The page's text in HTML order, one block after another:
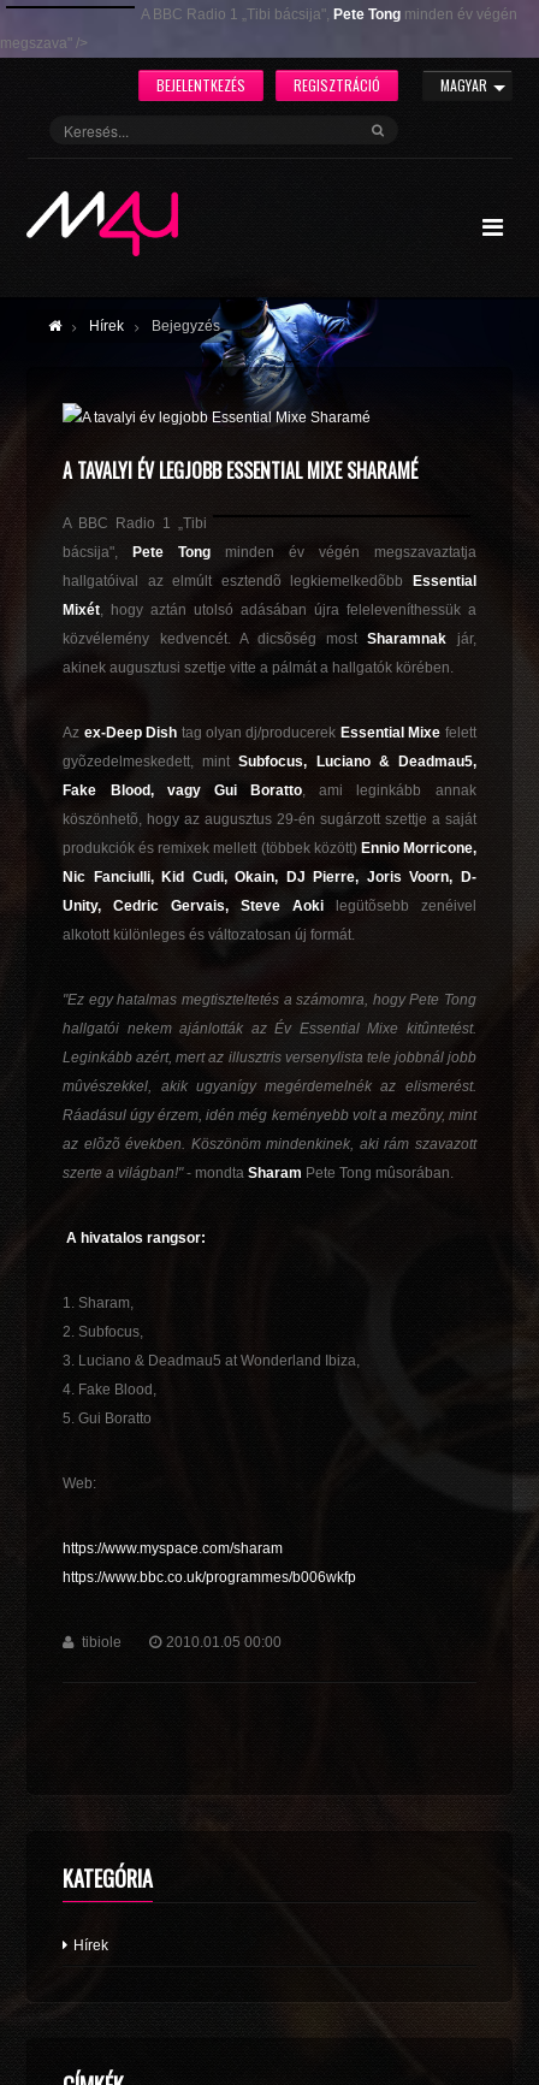
A BBC Radio 1 „Tibi bácsija", Pete Tong minden év végén
megszava" />
MAGYAR
REGISZTRÁCIÓ
BEJELENTKEZÉS
Hírek Bejegyzés
A TAVALYI ÉV LEGJOBB ESSENTIAL MIXE SHARAMÉ
A BBC Radio 1 „Tibi
bácsija",
Pete Tong minden év végén megszavaztatja
hallgatóival az elmúlt esztendõ legkiemelkedõbb
Essential
Mixét, hogy aztán utolsó adásában újra feleleveníthessük a
közvélemény kedvencét. A dicsõség mostSharamnak jár,
akinek augusztusi szettje vitte a pálmát a hallgatók körében.
Az ex-Deep Dish tag olyan dj/producerek Essential Mixe felett
gyõzedelmeskedett, mintSubfocus, Luciano & Deadmau5,
Fake Blood, vagy Gui Boratto, ami leginkább annak
köszönhetõ, hogy az augusztus 29-én sugárzott szettje a saját
produkciók és remixek mellett (többek között) Ennio Morricone,
Nic Fanciulli, Kid Cudi, Okain, DJ Pierre, Joris Voorn, D-
Unity, Cedric Gervais, Steve Aoki
legütõsebb zenéivel
alkotott különleges és változatosan új formát.
"Ez egy hatalmas megtiszteltetés a számomra, hogy Pete Tong
hallgatói nekem ajánlották az Év Essential Mixe kitûntetést.
Leginkább azért, mert az illusztris versenylista tele jobbnál jobb
mûvészekkel, akik ugyanígy megérdemelnék az elismerést.
Ráadásul úgy érzem, idén még keményebb volt a mezõny, mint
az elõzõ években. Köszönöm mindenkinek, aki rám szavazott
szerte a világban!"- mondtaSharam Pete Tong mûsorában.
A hivatalos rangsor:
1. Sharam,
2. Subfocus,
3. Luciano & Deadmau5 at Wonderland Ibiza,
4. Fake Blood,
5. Gui Boratto
Web:
https://www.myspace.com/sharam
https://www.bbc.co.uk/programmes/b006wkfp
tibiole 2010.01.05 00:00
KATEGÓRIA
Hírek